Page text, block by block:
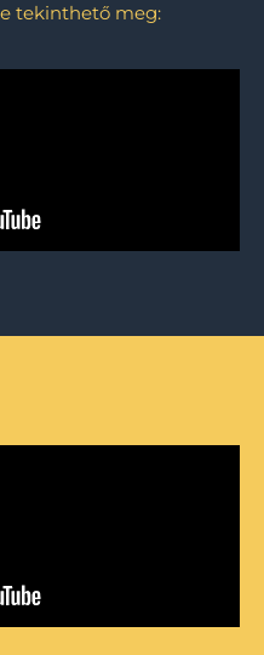
tekinthető meg: